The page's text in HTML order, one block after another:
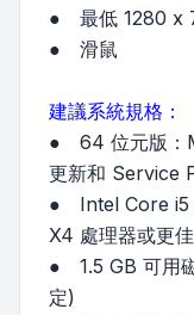
● 最低 1280 x
● 滑鼠
建議系統規格：
● 64 位元版：
更新和 Service
● Intel Core i5
X4 處理器或更佳
● 1.5 GB 可用
定)